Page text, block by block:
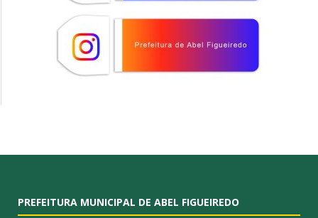
PREFEITURA MUNICIPAL DE ABEL FIGUEIREDO